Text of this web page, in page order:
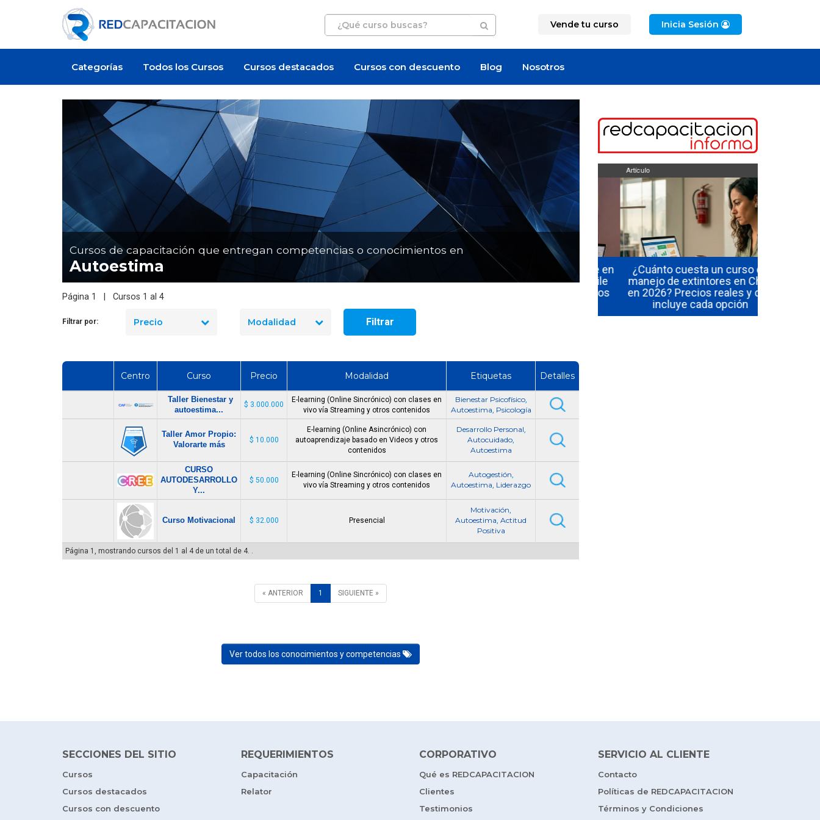
Vende tu curso Inicia Sesión
Categorías Todos los Cursos Cursos destacados Cursos con descuento Blog Nosotros
Cursos de capacitación que entregan competencias o conocimientos en
Autoestima
Página 1 | Cursos 1 al 4
Filtrar por: Precio Modalidad Filtrar
Centro Curso Precio Modalidad Etiquetas Detalles
Taller Bienestar y
autoestima...
$ 3.000.000
E-learning (Online Sincrónico) con clases en
vivo vía Streaming y otros contenidos
Bienestar Psicofísico,
Autoestima, Psicología
Taller Amor Propio:
Valorarte más
$ 10.000
E-learning (Online Asincrónico) con
autoaprendizaje basado en Videos y otros
contenidos
Desarrollo Personal,
Autocuidado,
Autoestima
CURSO
AUTODESARROLLO
Y...
$ 50.000
E-learning (Online Sincrónico) con clases en
vivo vía Streaming y otros contenidos
Autogestión,
Autoestima, Liderazgo
Curso Motivacional $ 32.000 Presencial
Motivación,
Autoestima, Actitud
Positiva
Página 1, mostrando cursos del 1 al 4 de un total de 4. .
« ANTERIOR 1 SIGUIENTE »
Ver todos los conocimientos y competencias
¿Cuánto cuesta certificarse en
seguridad industrial en Chile
¿Cuánto cuesta un curso de
manejo de extintores en Chile
en 2026? Precios reales y qué
incluye cada opción
Artículo
SECCIONES DEL SITIO
Cursos
Cursos destacados
Cursos con descuento
REQUERIMIENTOS
Capacitación
Relator
CORPORATIVO
Qué es REDCAPACITACION
Clientes
Testimonios
SERVICIO AL CLIENTE
Contacto
Políticas de REDCAPACITACION
Términos y Condiciones